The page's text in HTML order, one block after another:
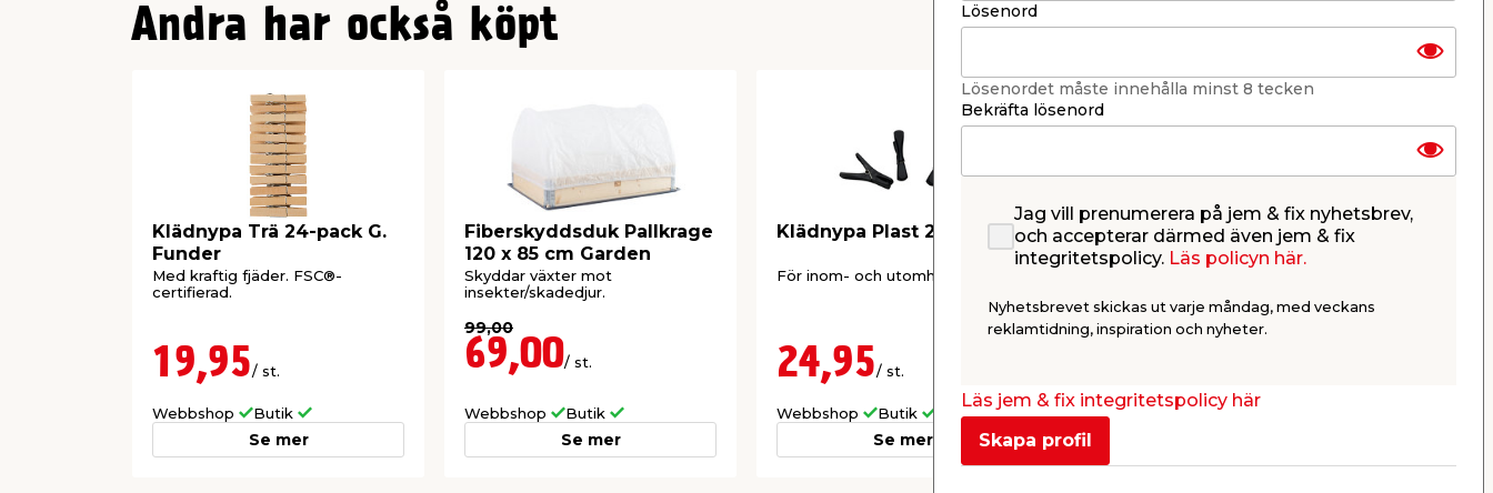
Andra har också köpt
Klädnypa Trä 24-pack G.
Funder
Med kraftig fjäder. FSC®-
certifierad.
19,95/ st.
Webbshop Butik
Se mer
Fiberskyddsduk Pallkrage
120 x 85 cm Garden
Skyddar växter mot
insekter/skadedjur.
99,00
69,00/ st.
Webbshop Butik
Se mer
Klädnypa Plast 24-pack
För inom- och utomhusbruk.
24,95/ st.
Webbshop Butik
Se mer
Ytvattenhåv Swim & Fun
teleskopstång Ø25 mm.
Butik
Lösenord
Lösenordet måste innehålla minst 8 tecken
Bekräfta lösenord
Jag vill prenumerera på jem & fix nyhetsbrev,
och accepterar därmed även jem & fix
integritetspolicy. Läs policyn här.
Nyhetsbrevet skickas ut varje måndag, med veckans
reklamtidning, inspiration och nyheter.
Läs jem & fix integritetspolicy här
Skapa profil